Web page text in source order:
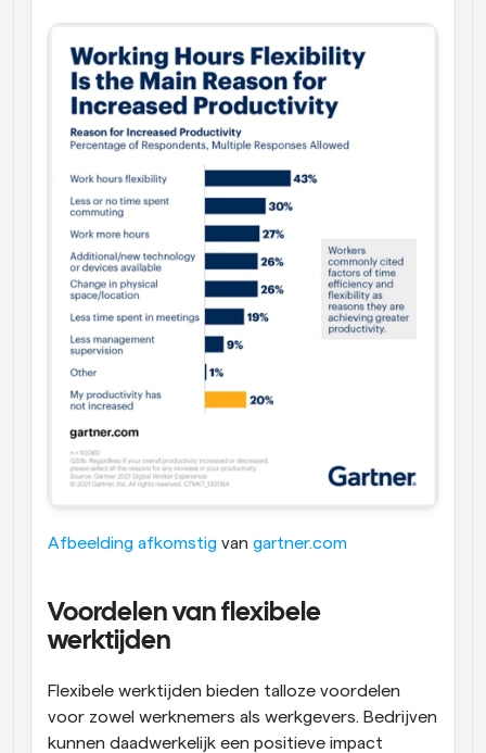
Afbeelding afkomstig van gartner.com
Voordelen van flexibele
werktijden
Flexibele werktijden bieden talloze voordelen
voor zowel werknemers als werkgevers. Bedrijven
kunnen daadwerkelijk een positieve impact